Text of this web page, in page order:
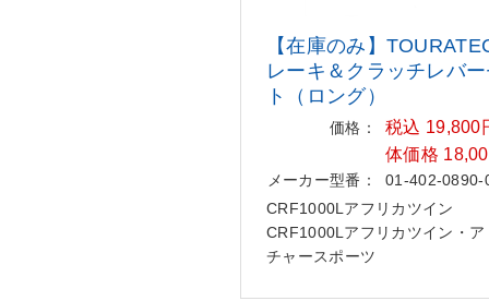
【在庫のみ】
レーキ＆ク ラッチレバ
ト（ロング）
価格：
税込 19,800
体価格
メーカー型番：
01-402-0890-
CRF1000Lアフリカツイン
CRF1000Lアフリカツイン・ア
チャースポーツ